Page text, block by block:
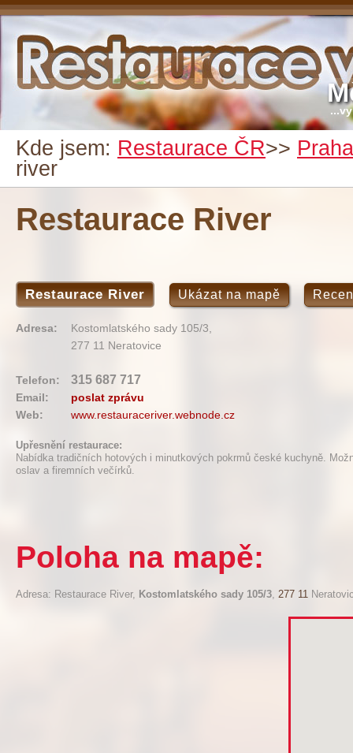
Kde jsem: Restaurace ČR>> Praha
river
Restaurace River
Restaurace River Ukázat na mapě
Adresa:
Kostomlatského sady 105/3,
277 11 Neratovice
Telefon: 315 687 717
Email:
poslat zprávu
Web:
www.restauraceriver.webnode.cz
Upřesnění restaurace:
Nabídka tradičních hotových i minutkových pokrmů české kuchyně.
oslav a firemních večírků.
Poloha na mapě:
Adresa: Restaurace River, Kostomlatského sady 105/3, 277 11